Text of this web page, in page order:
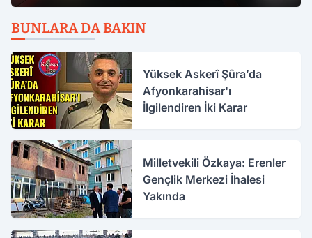
BUNLARA DA BAKIN
Yüksek Askerî Şûra’da
Afyonkarahisar'ı
İlgilendiren İki Karar
Milletvekili Özkaya: Erenler
Gençlik Merkezi İhalesi
Yakında